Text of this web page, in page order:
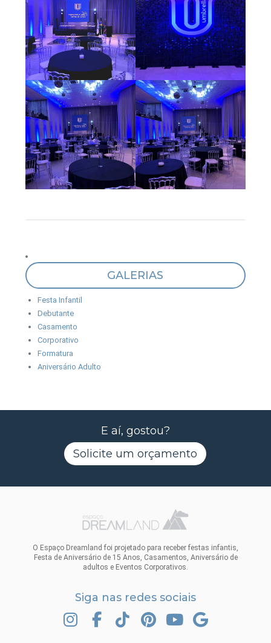
GALERIAS
Festa Infantil
Debutante
Casamento
Corporativo
Formatura
Aniversário Adulto
E aí, gostou?
Solicite um orçamento
O Espaço Dreamland foi projetado para receber festas infantis,
Festa de Aniversário de 15 Anos, Casamentos, Aniversário de
adultos e Eventos Corporativos.
Siga nas redes sociais
INSTAGRAMFACEBOOKTIK TOK PINTERESTYOUTUBE